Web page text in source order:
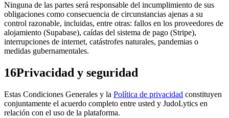
Ninguna de las partes será responsable del incumplimiento de sus
obligaciones como consecuencia de circunstancias ajenas a su
control razonable, incluidas, entre otras: fallos en los proveedores de
alojamiento (Supabase), caídas del sistema de pago (Stripe),
interrupciones de internet, catástrofes naturales, pandemias o
medidas gubernamentales.
16Privacidad y seguridad
Estas Condiciones Generales y la Política de privacidad constituyen
conjuntamente el acuerdo completo entre usted y JudoLytics en
relación con el uso de la plataforma.